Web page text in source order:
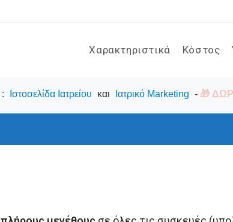
: Ιστοσελίδα Ιατρείου και Ιατρικό Marketing - 🎁
Χαρακτηριστικά Κόστος